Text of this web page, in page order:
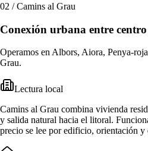
02 /Camins al Grau
Conexión urbana entre
Operamos en Albors, Aiora, Penya-
Grau.
Lectura local
Camins al Grau combina vivienda
y salida natural hacia el litoral.
precio se lee por edificio, orientación y